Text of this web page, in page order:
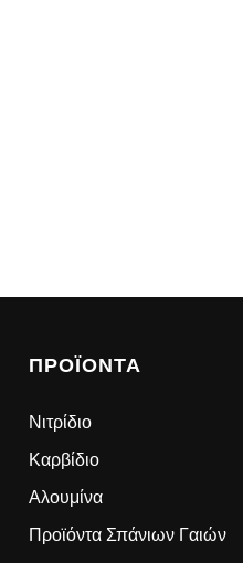
ΠΡΟΪΌΝΤΑ
Νιτρίδιο
Καρβίδιο
Αλουμίνα
Προϊόντα Σπάνιων Γαιών